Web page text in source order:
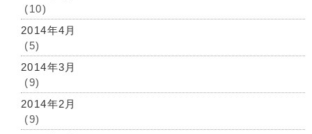
(10)
2014年4月
(5)
2014年3月
(9)
2014年2月
(9)